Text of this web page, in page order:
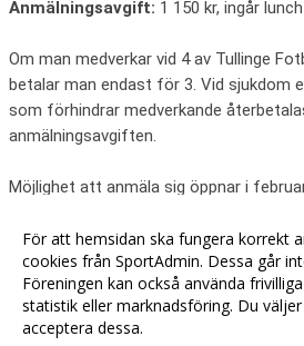
Anmälningsavgift: 1 150 kr, ingår
Om man medverkar vid 4 av Tullinge
betalar man endast för 3. Vid sjukdom
som förhindrar medverkande
anmälningsavgiften.
Möjlighet att anmäla sig öppnar i
För att hemsidan ska fungera korrekt
cookies från SportAdmin. Dessa går
Föreningen kan också använda
statistik eller marknadsföring. Du
acceptera dessa.